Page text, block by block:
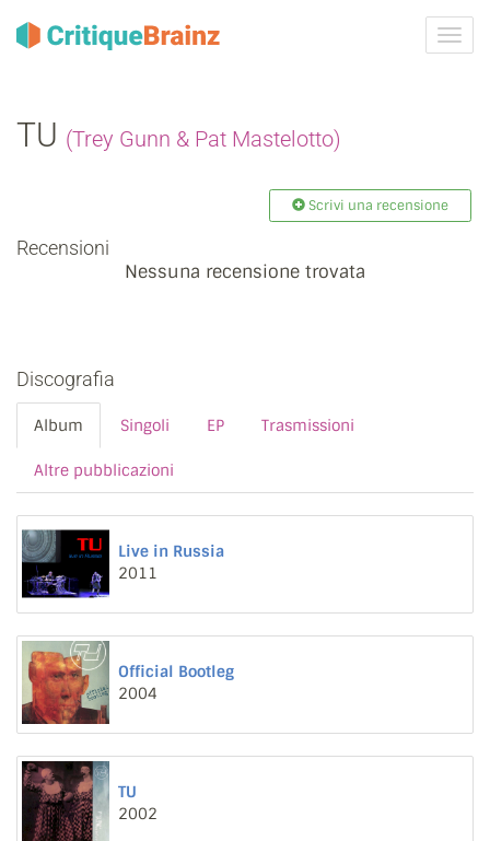
TU (Trey Gunn & Pat Mastelotto)
Scrivi una recensione
Recensioni
Nessuna recensione trovata
Discografia
Album Singoli EP Trasmissioni
Altre pubblicazioni
Live in Russia
2011
Official Bootleg
2004
TU
2002